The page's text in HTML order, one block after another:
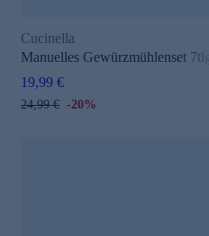
Cucinella
Manuelles Gewürzmühlenset 7tlg.
19,99 €
24,99 € -20%